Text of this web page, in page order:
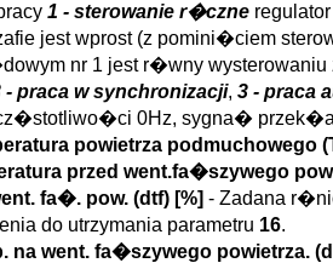
1 - sterowanie r�czne
jest wprost (z pomini�ciem
nr 1 jest r�wny
- praca w synchronizacji, 3 - praca
cz�stotliwo�ci 0Hz, sygna�
powietrza podmuchowego (
przed went.fa�szywego
fa�. pow. (dtf) [%] - Zadana
do utrzymania parametru 16.
na went. fa�szywego powietrza. (